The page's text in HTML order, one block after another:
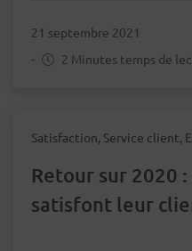
21 septembre 2021
-
2 Minutes temps de
Satisfaction, Service client,
Retour sur 2020
satisfont leur